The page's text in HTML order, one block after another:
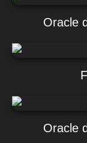
Oracle
Oracle